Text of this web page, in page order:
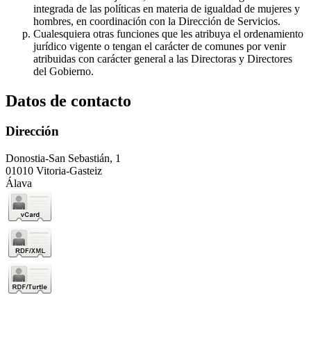
integrada de las políticas en materia de igualdad de mujeres y
hombres, en coordinación con la Dirección de Servicios.
Cualesquiera otras funciones que les atribuya el ordenamiento
jurídico vigente o tengan el carácter de comunes por venir
atribuidas con carácter general a las Directoras y Directores
del Gobierno.
Datos de contacto
Dirección
Donostia-San Sebastián, 1
01010 Vitoria-Gasteiz
Álava